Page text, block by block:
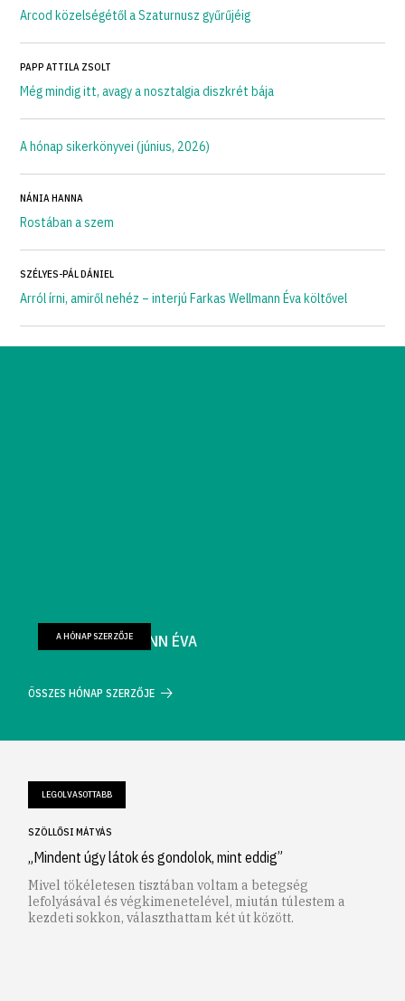
Arcod közelségétől a Szaturnusz gyűrűjéig
PAPP ATTILA ZSOLT
Még mindig itt, avagy a nosztalgia diszkrét bája
A hónap sikerkönyvei (június, 2026)
NÁNIA HANNA
Rostában a szem
SZÉLYES-PÁL DÁNIEL
Arról írni, amiről nehéz – interjú Farkas Wellmann Éva költővel
FARKAS WELLMANN ÉVA
A HÓNAP SZERZŐJE
ÖSSZES HÓNAP SZERZŐJE
LEGOLVASOTTABB
SZÖLLŐSI MÁTYÁS
„Mindent úgy látok és gondolok, mint eddig”
Mivel tökéletesen tisztában voltam a betegség
lefolyásával és végkimenetelével, miután túlestem a
kezdeti sokkon, választhattam két út között.